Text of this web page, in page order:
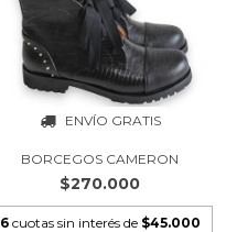
ENVÍO GRATIS
BORCEGOS CAMERON
$270.000
6 cuotas sin interés de $45.000